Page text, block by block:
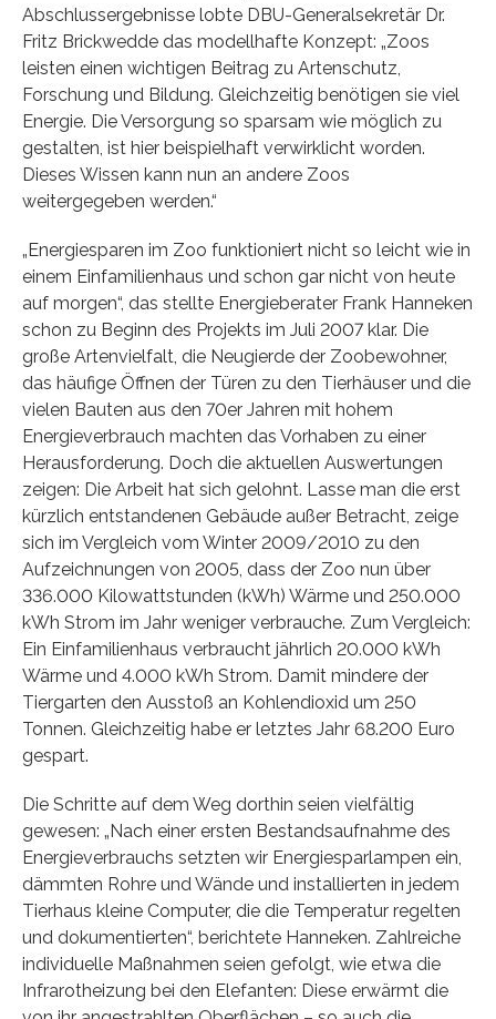
Abschlussergebnisse lobte DBU-Generalsekretär Dr.
Fritz Brickwedde das modellhafte Konzept: „Zoos
leisten einen wichtigen Beitrag zu Artenschutz,
Forschung und Bildung. Gleichzeitig benötigen sie viel
Energie. Die Versorgung so sparsam wie möglich zu
gestalten, ist hier beispielhaft verwirklicht worden.
Dieses Wissen kann nun an andere Zoos
weitergegeben werden.“
„Energiesparen im Zoo funktioniert nicht so leicht wie in
einem Einfamilienhaus und schon gar nicht von heute
auf morgen“, das stellte Energieberater Frank Hanneken
schon zu Beginn des Projekts im Juli 2007 klar. Die
große Artenvielfalt, die Neugierde der Zoobewohner,
das häufige Öffnen der Türen zu den Tierhäuser und die
vielen Bauten aus den 70er Jahren mit hohem
Energieverbrauch machten das Vorhaben zu einer
Herausforderung. Doch die aktuellen Auswertungen
zeigen: Die Arbeit hat sich gelohnt. Lasse man die erst
kürzlich entstandenen Gebäude außer Betracht, zeige
sich im Vergleich vom Winter 2009/2010 zu den
Aufzeichnungen von 2005, dass der Zoo nun über
336.000 Kilowattstunden (kWh) Wärme und 250.000
kWh Strom im Jahr weniger verbrauche. Zum Vergleich:
Ein Einfamilienhaus verbraucht jährlich 20.000 kWh
Wärme und 4.000 kWh Strom. Damit mindere der
Tiergarten den Ausstoß an Kohlendioxid um 250
Tonnen. Gleichzeitig habe er letztes Jahr 68.200 Euro
gespart.
Die Schritte auf dem Weg dorthin seien vielfältig
gewesen: „Nach einer ersten Bestandsaufnahme des
Energieverbrauchs setzten wir Energiesparlampen ein,
dämmten Rohre und Wände und installierten in jedem
Tierhaus kleine Computer, die die Temperatur regelten
und dokumentierten“, berichtete Hanneken. Zahlreiche
individuelle Maßnahmen seien gefolgt, wie etwa die
Infrarotheizung bei den Elefanten: Diese erwärmt die